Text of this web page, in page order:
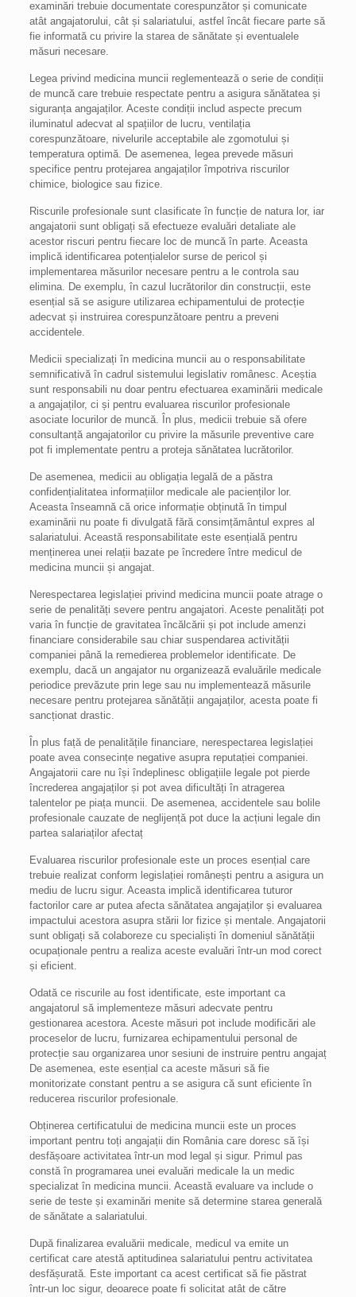
examinări trebuie documentate corespunzător și comunicate
atât angajatorului, cât și salariatului, astfel încât fiecare parte să
fie informată cu privire la starea de sănătate și eventualele
măsuri necesare.
Legea privind medicina muncii reglementează o serie de condiții
de muncă care trebuie respectate pentru a asigura sănătatea și
siguranța angajaților. Aceste condiții includ aspecte precum
iluminatul adecvat al spațiilor de lucru, ventilația
corespunzătoare, nivelurile acceptabile ale zgomotului și
temperatura optimă. De asemenea, legea prevede măsuri
specifice pentru protejarea angajaților împotriva riscurilor
chimice, biologice sau fizice.
Riscurile profesionale sunt clasificate în funcție de natura lor, iar
angajatorii sunt obligați să efectueze evaluări detaliate ale
acestor riscuri pentru fiecare loc de muncă în parte. Aceasta
implică identificarea potențialelor surse de pericol și
implementarea măsurilor necesare pentru a le controla sau
elimina. De exemplu, în cazul lucrătorilor din construcții, este
esențial să se asigure utilizarea echipamentului de protecție
adecvat și instruirea corespunzătoare pentru a preveni
accidentele.
Medicii specializați în medicina muncii au o responsabilitate
semnificativă în cadrul sistemului legislativ românesc. Aceștia
sunt responsabili nu doar pentru efectuarea examinării medicale
a angajaților, ci și pentru evaluarea riscurilor profesionale
asociate locurilor de muncă. În plus, medicii trebuie să ofere
consultanță angajatorilor cu privire la măsurile preventive care
pot fi implementate pentru a proteja sănătatea lucrătorilor.
De asemenea, medicii au obligația legală de a păstra
confidențialitatea informațiilor medicale ale pacienților lor.
Aceasta înseamnă că orice informație obținută în timpul
examinării nu poate fi divulgată fără consimțământul expres al
salariatului. Această responsabilitate este esențială pentru
menținerea unei relații bazate pe încredere între medicul de
medicina muncii și angajat.
Nerespectarea legislației privind medicina muncii poate atrage o
serie de penalități severe pentru angajatori. Aceste penalități pot
varia în funcție de gravitatea încălcării și pot include amenzi
financiare considerabile sau chiar suspendarea activității
companiei până la remedierea problemelor identificate. De
exemplu, dacă un angajator nu organizează evaluările medicale
periodice prevăzute prin lege sau nu implementează măsurile
necesare pentru protejarea sănătății angajaților, acesta poate fi
sancționat drastic.
În plus față de penalitățile financiare, nerespectarea legislației
poate avea consecințe negative asupra reputației companiei.
Angajatorii care nu își îndeplinesc obligațiile legale pot pierde
încrederea angajaților și pot avea dificultăți în atragerea
talentelor pe piața muncii. De asemenea, accidentele sau bolile
profesionale cauzate de neglijență pot duce la acțiuni legale din
partea salariaților afectaț
Evaluarea riscurilor profesionale este un proces esențial care
trebuie realizat conform legislației românești pentru a asigura un
mediu de lucru sigur. Aceasta implică identificarea tuturor
factorilor care ar putea afecta sănătatea angajaților și evaluarea
impactului acestora asupra stării lor fizice și mentale. Angajatorii
sunt obligați să colaboreze cu specialiști în domeniul sănătății
ocupaționale pentru a realiza aceste evaluări într-un mod corect
și eficient.
Odată ce riscurile au fost identificate, este important ca
angajatorul să implementeze măsuri adecvate pentru
gestionarea acestora. Aceste măsuri pot include modificări ale
proceselor de lucru, furnizarea echipamentului personal de
protecție sau organizarea unor sesiuni de instruire pentru angajaț
De asemenea, este esențial ca aceste măsuri să fie
monitorizate constant pentru a se asigura că sunt eficiente în
reducerea riscurilor profesionale.
Obținerea certificatului de medicina muncii este un proces
important pentru toți angajații din România care doresc să își
desfășoare activitatea într-un mod legal și sigur. Primul pas
constă în programarea unei evaluări medicale la un medic
specializat în medicina muncii. Această evaluare va include o
serie de teste și examinări menite să determine starea generală
de sănătate a salariatului.
După finalizarea evaluării medicale, medicul va emite un
certificat care atestă aptitudinea salariatului pentru activitatea
desfășurată. Este important ca acest certificat să fie păstrat
într-un loc sigur, deoarece poate fi solicitat atât de către